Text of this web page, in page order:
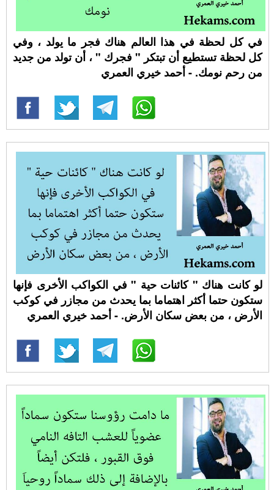
في كل لحظة في هذا العالم هناك فجر ما يولد ، وفي
كل لحظة تستطيع أن تبتكر " فجرك " ، أن تولد من جديد
من رحم نومك. - أحمد خيري العمري
لو كانت هناك " كائنات حية " في الكواكب الأخرى فإنها
ستكون حتما أكثر اهتماما بما يحدث من مجازر في كوكب
الأرض ، من بعض سكان الأرض. - أحمد خيري العمري